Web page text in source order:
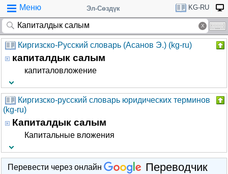
Меню Эл-Сөздүк KG-RU
Киргизско-Русский словарь (Асанов Э.) (kg-ru)
капиталдык салым
капиталовложение
Киргизско-русский словарь юридических терминов
(kg-ru)
Капиталдык салым
Капитальные вложения
Перевести через онлайн Переводчик